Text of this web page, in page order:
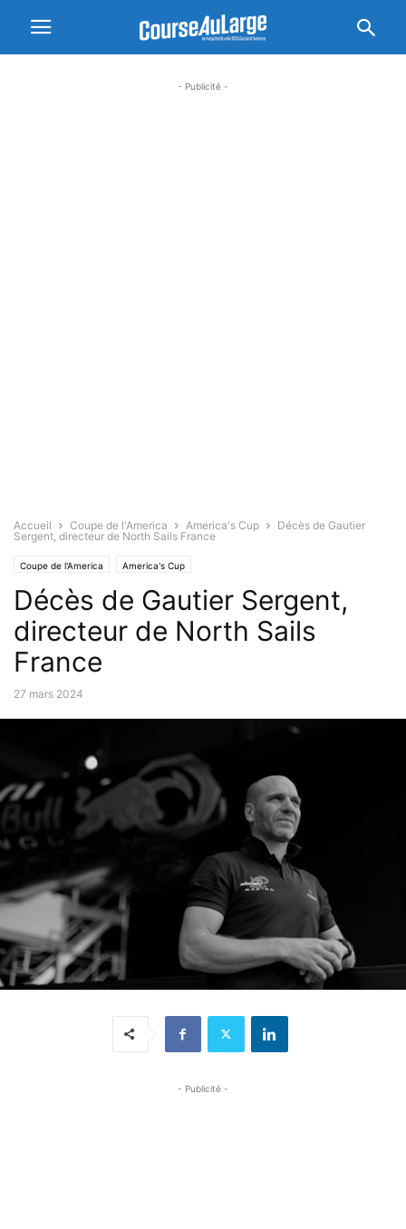
- Publicité -
Accueil Coupe de l'America America's Cup
Décès de Gautier
Sergent, directeur de North Sails France
Coupe de l'America America's Cup
Décès de Gautier Sergent,
directeur de North Sails
France
27 mars 2024
- Publicité -